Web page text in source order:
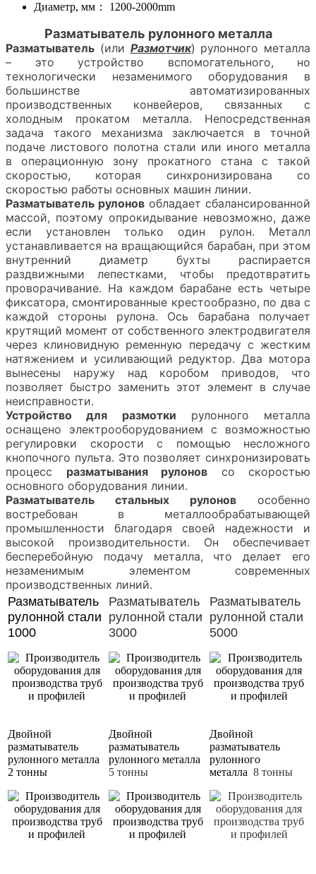
Диаметр, мм：
1200-2000mm
Разматыватель рулонного металла
Разматыватель (или Размотчик) рулонного металла
– это устройство вспомогательного, но
технологически незаменимого оборудования в
большинстве автоматизированных
производственных конвейеров, связанных с
холодным прокатом металла. Непосредственная
задача такого механизма заключается в точной
подаче листового полотна стали или иного металла
в операционную зону прокатного стана с такой
скоростью, которая синхронизирована со
скоростью работы основных машин линии.
Разматыватель рулонов обладает сбалансированной
массой, поэтому опрокидывание невозможно, даже
если установлен только один рулон. Металл
устанавливается на вращающийся барабан, при этом
внутренний диаметр бухты распирается
раздвижными лепестками, чтобы предотвратить
проворачивание. На каждом барабане есть четыре
фиксатора, смонтированные крестообразно, по два с
каждой стороны рулона. Ось барабана получает
крутящий момент от собственного электродвигателя
через клиновидную ременную передачу с жестким
натяжением и усиливающий редуктор. Два мотора
вынесены наружу над коробом приводов, что
позволяет быстро заменить этот элемент в случае
неисправности.
Устройство для размотки рулонного металла
оснащено электрооборудованием с возможностью
регулировки скорости с помощью несложного
кнопочного пульта. Это позволяет синхронизировать
процесс разматывания рулонов со скоростью
основного оборудования линии.
Разматыватель стальных рулонов особенно
востребован в металлообрабатывающей
промышленности благодаря своей надежности и
высокой производительности. Он обеспечивает
бесперебойную подачу металла, что делает его
незаменимым элементом современных
производственных линий.
Разматыватель
рулонной стали
1000
Разматыватель
рулонной стали
3000
Разматыватель
рулонной стали
5000
Двойной
разматыватель
рулонного металла
2 тонны
Двойной
разматыватель
рулонного металла
5 тонны
Двойной
разматыватель
рулонного
металла 8 тонны